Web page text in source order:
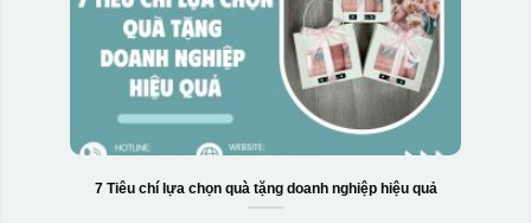
7 Tiêu chí lựa chọn quà tặng doanh nghiệp hiệu quả